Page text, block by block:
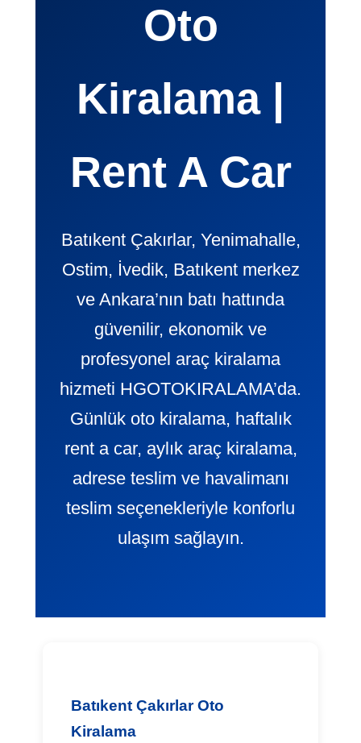
Oto
Kiralama |
Rent A Car
Batıkent Çakırlar, Yenimahalle,
Ostim, İvedik, Batıkent merkez
ve Ankara’nın batı hattında
güvenilir, ekonomik ve
profesyonel araç kiralama
hizmeti HGOTOKIRALAMA’da.
Günlük oto kiralama, haftalık
rent a car, aylık araç kiralama,
adrese teslim ve havalimanı
teslim seçenekleriyle konforlu
ulaşım sağlayın.
Batıkent Çakırlar Oto
Kiralama